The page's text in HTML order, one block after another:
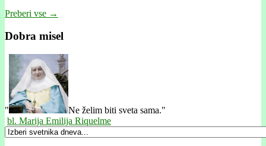
Preberi vse →
Dobra misel
"
Ne želim biti sveta sama."
bl. Marija Emilija Riquelme